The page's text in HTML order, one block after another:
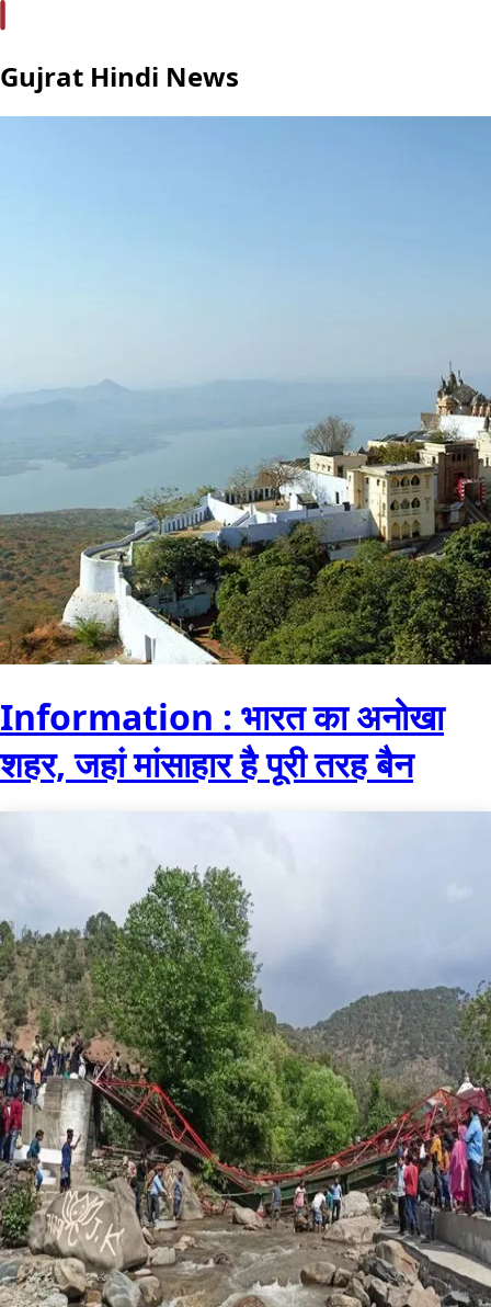
Gujrat Hindi News
Information : भारत का अनोखा
शहर, जहां मांसाहार है पूरी तरह बैन